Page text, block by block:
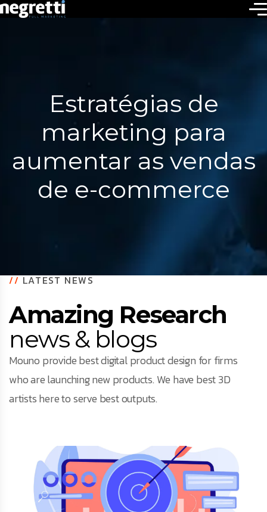
Estratégias de
marketing para
aumentar as vendas
de e-commerce
//LATEST NEWS
Amazing Research
news & blogs
Mouno provide best digital product design for firms
who are launching new products. We have best 3D
artists here to serve best outputs.